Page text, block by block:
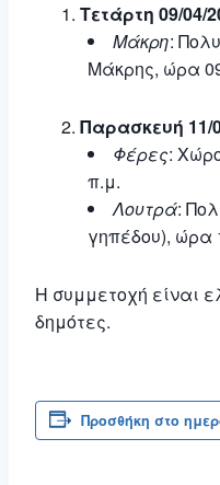
Τετάρτη 09/04/
Μάκρη:
Μάκρης, ώρα
Παρασκευή 11/
Φέρες:
π.μ.
Λουτρά:
γηπέδου), ώρα
Η συμμετοχή είναι
δημότες.
Προσθήκη στο